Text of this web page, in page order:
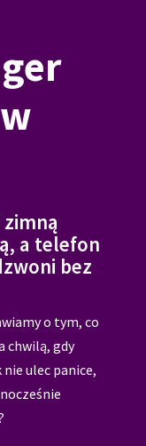
a telefon
bez
o tym, co
chwilą, gdy
ulec panice,